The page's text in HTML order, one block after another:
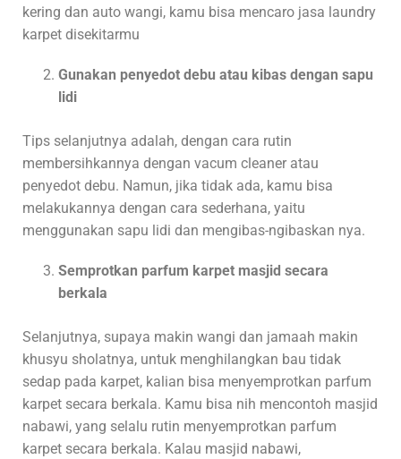
kering dan auto wangi, kamu bisa mencaro jasa laundry
karpet disekitarmu
Gunakan penyedot debu atau kibas dengan sapu
lidi
Tips selanjutnya adalah, dengan cara rutin
membersihkannya dengan vacum cleaner atau
penyedot debu. Namun, jika tidak ada, kamu bisa
melakukannya dengan cara sederhana, yaitu
menggunakan sapu lidi dan mengibas-ngibaskan nya.
Semprotkan parfum karpet masjid secara
berkala
Selanjutnya, supaya makin wangi dan jamaah makin
khusyu sholatnya, untuk menghilangkan bau tidak
sedap pada karpet, kalian bisa menyemprotkan parfum
karpet secara berkala. Kamu bisa nih mencontoh masjid
nabawi, yang selalu rutin menyemprotkan parfum
karpet secara berkala. Kalau masjid nabawi,